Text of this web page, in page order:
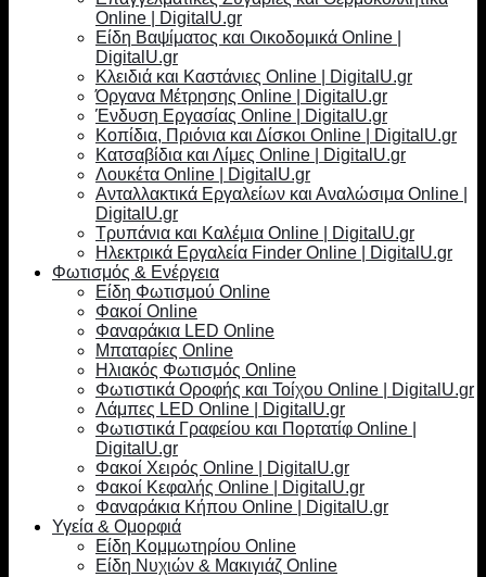
Online | DigitalU.gr
Είδη Βαψίματος και Οικοδομικά Online |
DigitalU.gr
Κλειδιά και Καστάνιες Online | DigitalU.gr
Όργανα Μέτρησης Online | DigitalU.gr
Ένδυση Εργασίας Online | DigitalU.gr
Κοπίδια, Πριόνια και Δίσκοι Online | DigitalU.gr
Κατσαβίδια και Λίμες Online | DigitalU.gr
Λουκέτα Online | DigitalU.gr
Ανταλλακτικά Εργαλείων και Αναλώσιμα Online |
DigitalU.gr
Τρυπάνια και Καλέμια Online | DigitalU.gr
Ηλεκτρικά Εργαλεία Finder Online | DigitalU.gr
Φωτισμός & Ενέργεια
Είδη Φωτισμού Online
Φακοί Online
Φαναράκια LED Online
Μπαταρίες Online
Ηλιακός Φωτισμός Online
Φωτιστικά Οροφής και Τοίχου Online | DigitalU.gr
Λάμπες LED Online | DigitalU.gr
Φωτιστικά Γραφείου και Πορτατίφ Online |
DigitalU.gr
Φακοί Χειρός Online | DigitalU.gr
Φακοί Κεφαλής Online | DigitalU.gr
Φαναράκια Κήπου Online | DigitalU.gr
Υγεία & Ομορφιά
Είδη Κομμωτηρίου Online
Είδη Νυχιών & Μακιγιάζ Online